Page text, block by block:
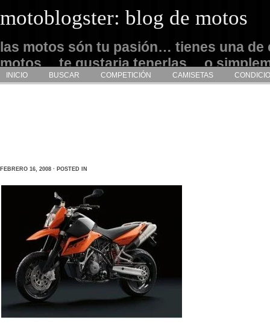
motoblogster: blog de motos
las motos són tu pasión… tienes una de
motos… te gustaria tenerlas… o
admirarlas… este es tu sitio
INICIO BUSCAR COMPETICIÓN CAMISETAS
FEBRERO 16, 2008 · POSTED IN